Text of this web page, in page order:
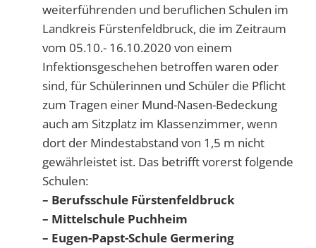
weiterführenden und beruflichen Schulen im
Landkreis Fürstenfeldbruck, die im Zeitraum
vom 05.10.- 16.10.2020 von einem
Infektionsgeschehen betroffen waren oder
sind, für Schülerinnen und Schüler die Pflicht
zum Tragen einer Mund-Nasen-Bedeckung
auch am Sitzplatz im Klassenzimmer, wenn
dort der Mindestabstand von 1,5 m nicht
gewährleistet ist. Das betrifft vorerst folgende
Schulen:
– Berufsschule Fürstenfeldbruck
– Mittelschule Puchheim
– Eugen-Papst-Schule Germering